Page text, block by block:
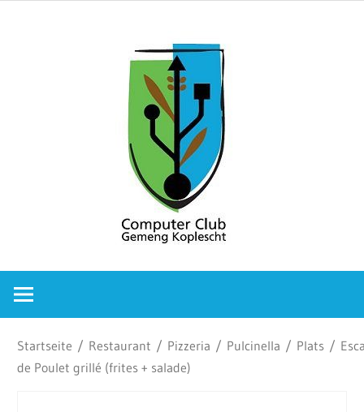
Club
Startseite / Restaurant / Pizzeria / Pulcinella / Plats /
de Poulet grillé (frites + salade)